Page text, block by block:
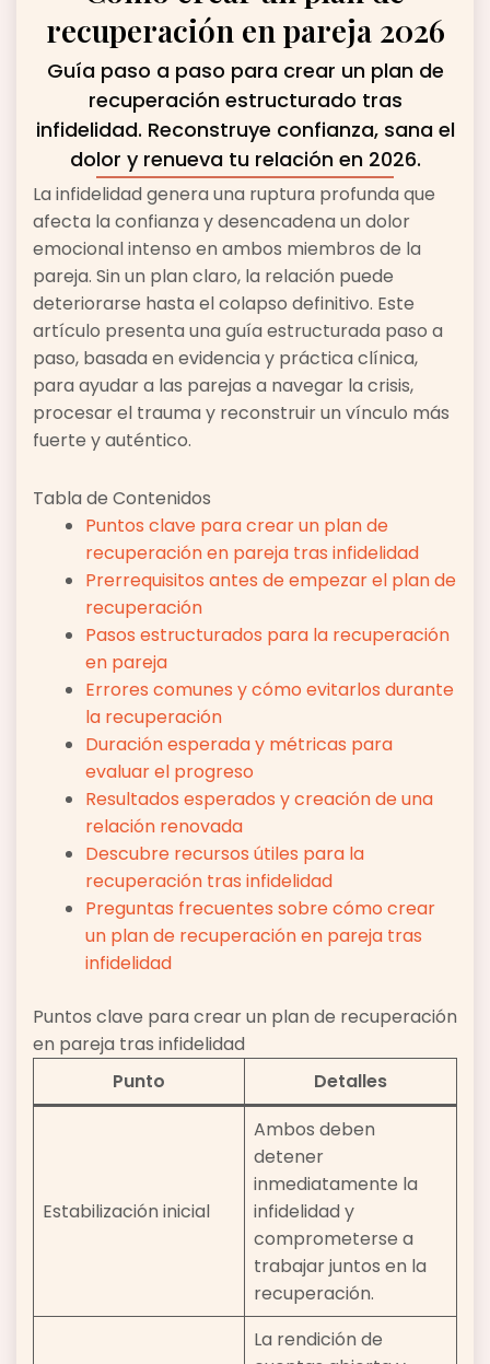
recuperación en pareja 2026
Guía paso a paso para crear un plan de
recuperación estructurado tras
infidelidad. Reconstruye confianza, sana el
dolor y renueva tu relación en 2026.
La infidelidad genera una ruptura profunda que
afecta la confianza y desencadena un dolor
emocional intenso en ambos miembros de la
pareja. Sin un plan claro, la relación puede
deteriorarse hasta el colapso definitivo. Este
artículo presenta una guía estructurada paso a
paso, basada en evidencia y práctica clínica,
para ayudar a las parejas a navegar la crisis,
procesar el trauma y reconstruir un vínculo más
fuerte y auténtico.
Tabla de Contenidos
Puntos clave para crear un plan de
recuperación en pareja tras infidelidad
Prerrequisitos antes de empezar el plan de
recuperación
Pasos estructurados para la recuperación
en pareja
Errores comunes y cómo evitarlos durante
la recuperación
Duración esperada y métricas para
evaluar el progreso
Resultados esperados y creación de una
relación renovada
Descubre recursos útiles para la
recuperación tras infidelidad
Preguntas frecuentes sobre cómo crear
un plan de recuperación en pareja tras
infidelidad
Puntos clave para crear un plan de recuperación
en pareja tras infidelidad
Punto
Detalles
Estabilización inicial
Ambos deben
detener
inmediatamente la
infidelidad y
comprometerse a
trabajar juntos en la
recuperación.
La rendición de